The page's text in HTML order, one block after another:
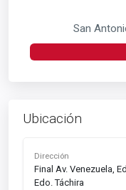
San
Ubicación
Dirección
Final Av. Venezuela,
Edo. Táchira